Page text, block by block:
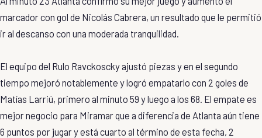
marcador con gol de Nicolás Cabrera, un resultado que le permitió
ir al descanso con una moderada tranquilidad.
El equipo del Rulo Ravckoscky ajustó piezas y en el segundo
tiempo mejoró notablemente y logró empatarlo con 2 goles de
Matías Larriú, primero al minuto 59 y luego a los 68. El empate es
mejor negocio para Miramar que a diferencia de Atlanta aún tiene
6 puntos por jugar y está cuarto al término de esta fecha, 2